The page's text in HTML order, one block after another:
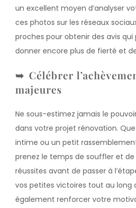
un excellent moyen d’analyser
ces photos sur les réseaux
proches pour obtenir des avis qui
donner encore plus de fierté et
Célébrer
majeures
Ne sous-estimez jamais le
dans votre projet rénovation.
intime ou un petit
prenez le temps de souffler et de
réussites avant de passer à
vos petites victoires tout au long
également renforcer votre